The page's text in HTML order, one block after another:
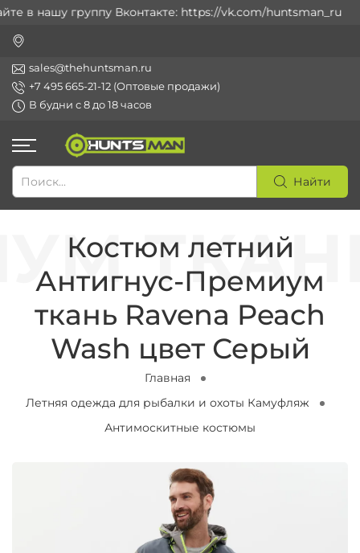
в нашу группу Вконтакте: https://vk.com/huntsman_ru
sales@thehuntsman.ru
+7 495 665-21-12 (Оптовые продажи)
В будни с 8 до 18 часов
Найти
Костюм летний
Антигнус-Премиум
ткань Ravena Peach
Wash цвет Серый
Главная
Летняя одежда для рыбалки и охоты Камуфляж
Антимоскитные костюмы